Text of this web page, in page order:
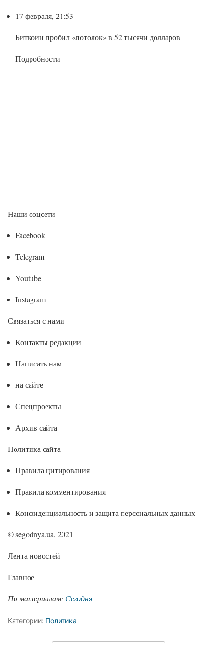
17 февраля, 21:53
Биткоин пробил «потолок» в 52 тысячи долларов
Подробности
Наши соцсети
Facebook
Telegram
Youtube
Instagram
Связаться с нами
Контакты редакции
Написать нам
на сайте
Спецпроекты
Архив сайта
Политика сайта
Правила цитирования
Правила комментирования
Конфиденциальность и защита персональных данных
© segodnya.ua, 2021
Лента новостей
Главное
По материалам: Сегодня
Категории: Политика